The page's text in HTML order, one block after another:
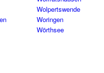
Wolpertswende
Woringen
Wörthsee